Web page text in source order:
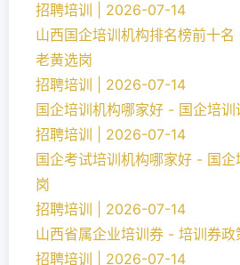
招聘培训 | 2026-07-14
山西国企培训机构排名榜前十
老黄选岗
招聘培训 | 2026-07-14
国企培训机构哪家好 - 国企培
招聘培训 | 2026-07-14
国企考试培训机构哪家好 - 国
岗
招聘培训 | 2026-07-14
山西省属企业培训券 - 培训券
招聘培训 | 2026-07-14